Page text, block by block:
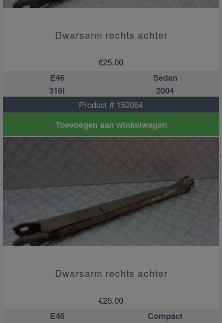
Dwarsarm rechts achter
€25.00
E46
Sedan
316i
2004
Product # 152084
Toevoegen aan winkelwagen
Dwarsarm rechts achter
€25.00
E46
Compact